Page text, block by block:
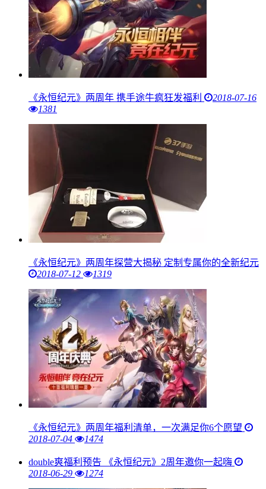
《永恒纪元》两周年 携手途牛疯狂发福利
2018-07-16
1381
《永恒纪元》两周年探营大揭秘 定制专属你的全新纪元
2018-07-12
1319
《永恒纪元》两周年福利清单，一次满足你6个愿望
2018-07-04
1474
double爽福利预告 《永恒纪元》2周年邀你一起嗨
2018-06-29
1274